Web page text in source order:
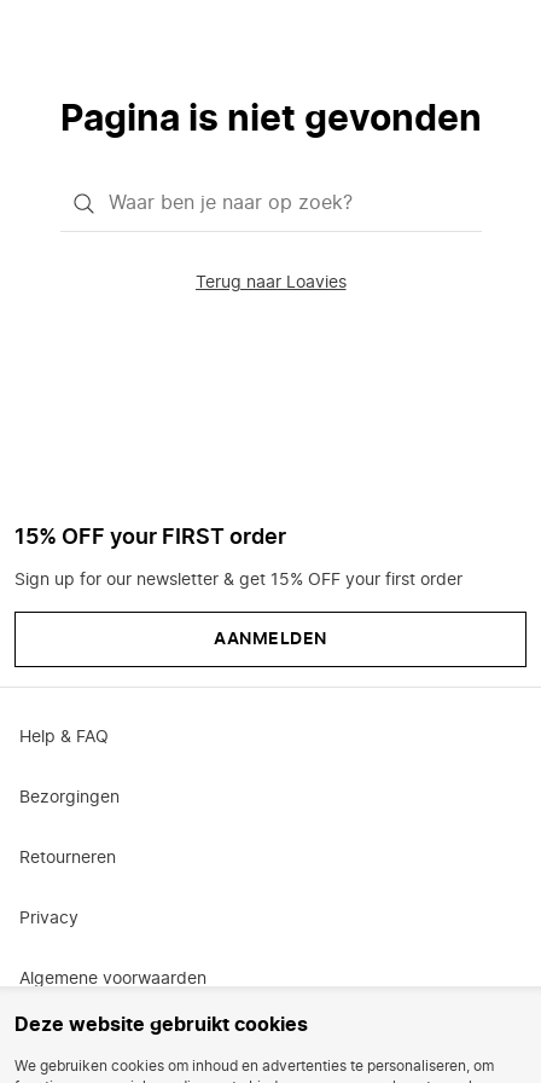
Deze website gebruikt cookies
We gebruiken cookies om inhoud en advertenties te personaliseren, om
Pagina is niet gevonden
Waar
Terug naar Loavies
15% OFF your FIRST order
Sign up for our newsletter & get 15% OFF your first order
AANMELDEN
Help & FAQ
Bezorgingen
Retourneren
Privacy
Algemene voorwaarden
Actievoorwaarden